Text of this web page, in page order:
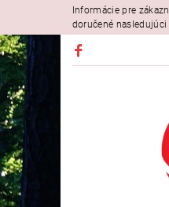
Informácie pre
doručené nasledujúci